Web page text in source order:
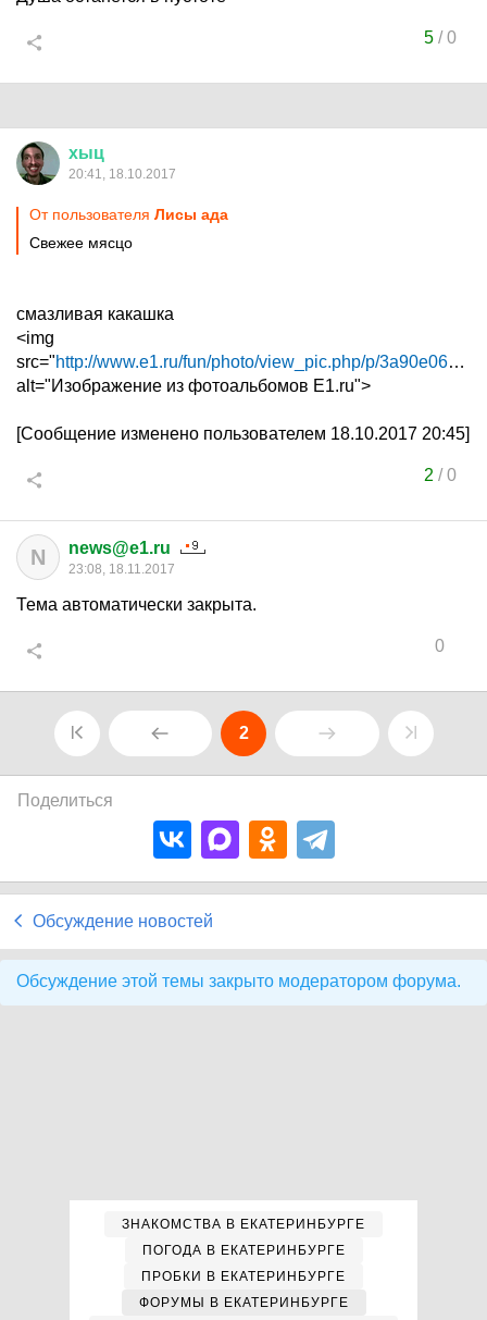
5/0
хыц
20:41, 18.10.2017
От пользователя Лисы ада
Свежее мясцо
смазливая какашка
<img
src="http://www.e1.ru/fun/photo/view_pic.php/p/3a90e063...
alt="Изображение из фотоальбомов E1.ru">
[Сообщение изменено пользователем 18.10.2017 20:45]
2 /0
N news@e1.ru
23:08, 18.11.2017
Тема автоматически закрыта.
0
2
Поделиться
Обсуждение новостей
Обсуждение этой темы закрыто модератором форума.
ЗНАКОМСТВА В ЕКАТЕРИНБУРГЕ
ПОГОДА В ЕКАТЕРИНБУРГЕ
ПРОБКИ В ЕКАТЕРИНБУРГЕ
ФОРУМЫ В ЕКАТЕРИНБУРГЕ